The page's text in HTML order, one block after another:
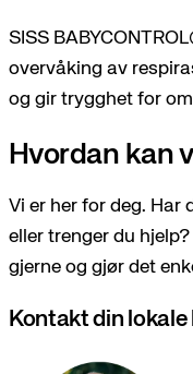
SISS
overvåking av
og gir trygghet for
Hvordan kan
Vi er her for deg. Har
eller trenger du
gjerne og gjør det
Kontakt din